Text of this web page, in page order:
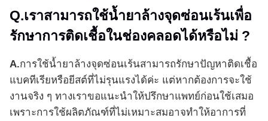
Q.เราสามารถใช้น้ำยาล้างจุดซ่อนเร้นเพื่อ
รักษาการติดเชื้อในช่องคลอดได้หรือไม่ ?
A.การใช้น้ำยาล้างจุดซ่อนเร้นสามารถรักษาปัญหาติดเชื้อ
แบคทีเรียหรือยีสต์ที่ไม่รุนแรงได้ค่ะ แต่หากต้องการจะใช้
งานจริง ๆ ทางเราขอแนะนำให้ปรึกษาแพทย์ก่อนใช้เสมอ
เพราะการใช้ผลิตภัณฑ์ที่ไม่เหมาะสมอาจทำให้อาการที่